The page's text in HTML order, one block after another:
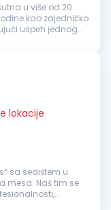
u više od 20
kao zajedničko
uspeh jednog
lokacije
sa sedištem u
mesa. Naš tim se